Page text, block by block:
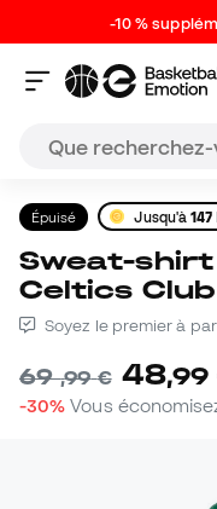
-10 %
Épuisé Jusqu'à147
Sweat-shirt Nike Boston
Celtics Club
Soyez le premier à
69,99 € 48,99
-30% Vous